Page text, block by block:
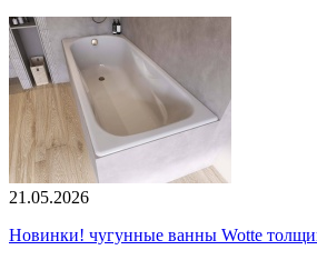
21.05.2026
Новинки! чугунные ванны Wotte